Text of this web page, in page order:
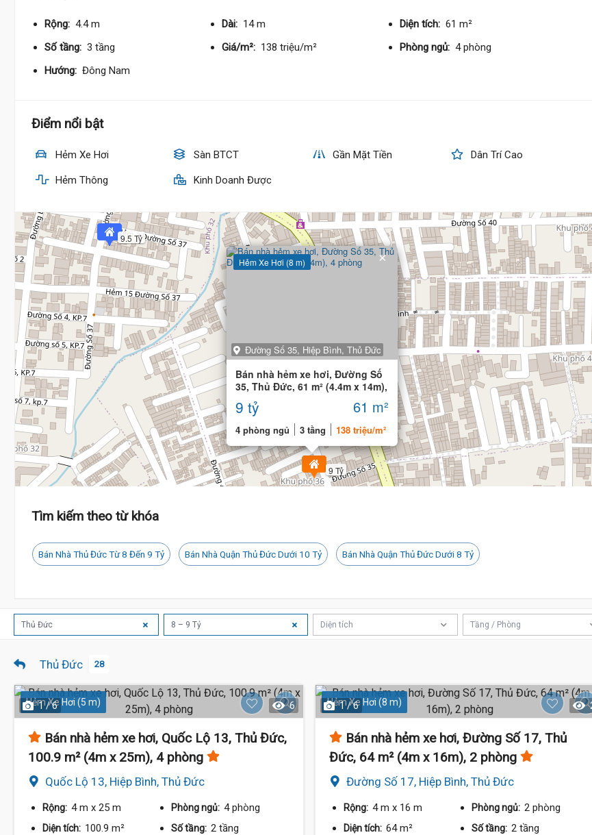
Rộng: 4.4 m Dài: 14 m Diện tích: 61 m²
Số tầng: 3 tầng Giá/m²: 138 triệu/m² Phòng ngủ: 4 phòng
Hướng: Đông Nam
Điểm nổi bật
Hẻm Xe Hơi Sàn BTCT Gần Mặt Tiền Dân Trí Cao
Hẻm Thông Kinh Doanh Được
9 Tỷ
8.9 Tỷ
9.5 Tỷ
8.5 Tỷ
Hẻm Xe Hơi (8 m)
Đường Số 35, Hiệp Bình, Thủ Đức
Bán nhà hẻm xe hơi, Đường Số
35, Thủ Đức, 61 m² (4.4m x 14m),
4 phòng
9 tỷ 61 m²
4 phòng ngủ 3 tầng 138 triệu/m²
×
Tìm kiếm theo từ khóa
Bán Nhà Thủ Đức Từ 8 Đến 9 Tỷ Bán Nhà Quận Thủ Đức Dưới 10 Tỷ Bán Nhà Quận Thủ Đức Dưới 8 Tỷ
4 mx 16 m
2 tầng
DT:64 m² 2
137 triệu/m²
Bắc
Thủ Đức 8 – 9 Tỷ Diện tích Tầng / Phòng
Thủ Đức 28
Hẻm Xe Hơi (5 m)
1 / 6 6
Bán nhà hẻm xe hơi, Quốc Lộ 13, Thủ Đức,
100.9 m² (4m x 25m), 4 phòng
Quốc Lộ 13, Hiệp Bình, Thủ Đức
Rộng: 4 m x 25 m Phòng ngủ: 4 phòng
Diện tích: 100.9 m² Số tầng: 2 tầng
Hẻm Xe Hơi (8 m)
1 / 6
Bán nhà hẻm xe hơi, Đường Số 17, Thủ
Đức, 64 m² (4m x 16m), 2 phòng
Đường Số 17, Hiệp Bình, Thủ Đức
Rộng: 4 m x 16 m Phòng ngủ: 2 phòng
Diện tích: 64 m² Số tầng: 2 tầng